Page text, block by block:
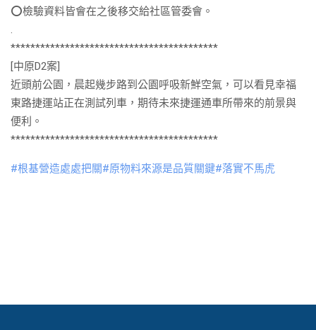
⭕檢驗資料皆會在之後移交給社區管委會。
.
******************************************
[中原D2案]
近頭前公園，晨起幾步路到公園呼吸新鮮空氣，可以看見幸福
東路捷運站正在測試列車，期待未來捷運通車所帶來的前景與
便利。
******************************************
#根基營造處處把關#原物料來源是品質關鍵#落實不馬虎